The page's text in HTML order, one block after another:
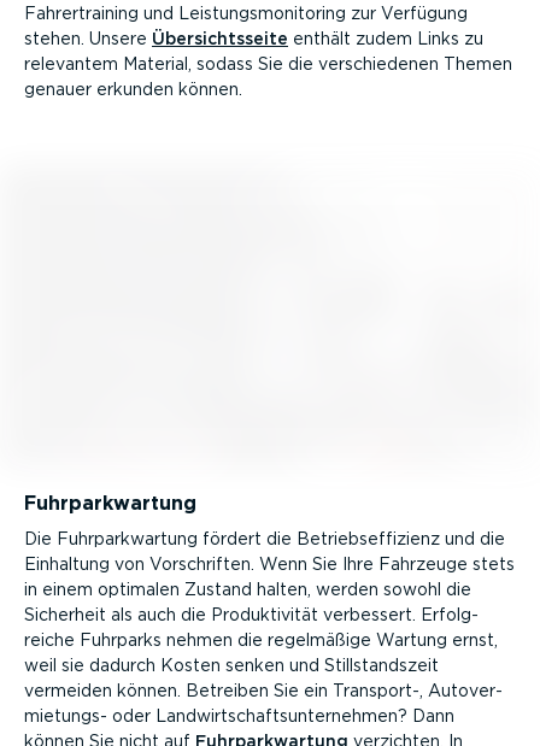
Fahrer­training und Leistungs­mo­ni­toring zur Verfügung
stehen. Unsere Übersichts­seite enthält zudem Links zu
relevantem Material, sodass Sie die verschie­denen Themen
genauer erkunden können.
Fuhrpark­wartung
Die Fuhrpark­wartung fördert die Betriebs­ef­fi­zienz und die
Einhaltung von Vorschriften. Wenn Sie Ihre Fahrzeuge stets
in einem optimalen Zustand halten, werden sowohl die
Sicherheit als auch die Produk­ti­vität verbessert. Erfolg­
reiche Fuhrparks nehmen die regelmäßige Wartung ernst,
weil sie dadurch Kosten senken und Still­standszeit
vermeiden können. Betreiben Sie ein Transport-, Autover­
mie­tungs- oder Landwirt­schafts­un­ter­nehmen? Dann
können Sie nicht auf Fuhrpark­wartung verzichten. In